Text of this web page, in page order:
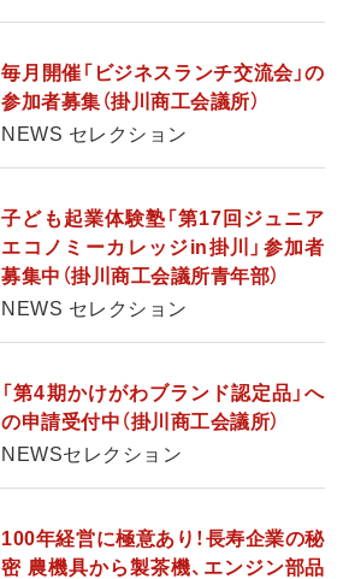
毎月開催「ビジネスランチ交流会」の
参加者募集（掛川商工会議所）
NEWS セレクション
子ども起業体験塾「第17回ジュニア
エコノミーカレッジin掛川」参加者
募集中（掛川商工会議所青年部）
NEWS セレクション
「第4期かけがわブランド認定品」へ
の申請受付中（掛川商工会議所）
NEWSセレクション
100年経営に極意あり！長寿企業の秘
密 農機具から製茶機、エンジン部品